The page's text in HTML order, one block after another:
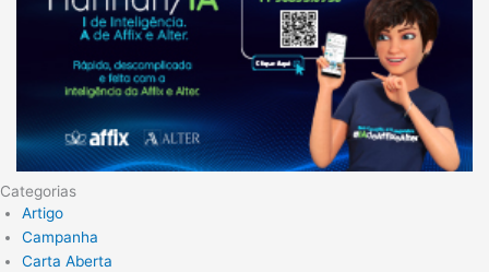
Categorias
Artigo
Campanha
Carta Aberta